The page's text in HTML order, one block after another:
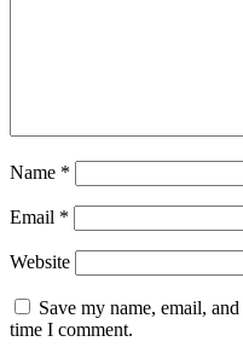
Name *
Email *
Website
Save my name, email,
time I comment.